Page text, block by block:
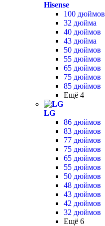
Hisense
100 дюймов
32 дюйма
40 дюймов
43 дюйма
50 дюймов
55 дюймов
65 дюймов
75 дюймов
85 дюймов
Ещё 4
LG
86 дюймов
83 дюймов
77 дюймов
75 дюймов
65 дюймов
55 дюймов
50 дюймов
48 дюймов
43 дюймов
42 дюймов
32 дюймов
Ещё 6